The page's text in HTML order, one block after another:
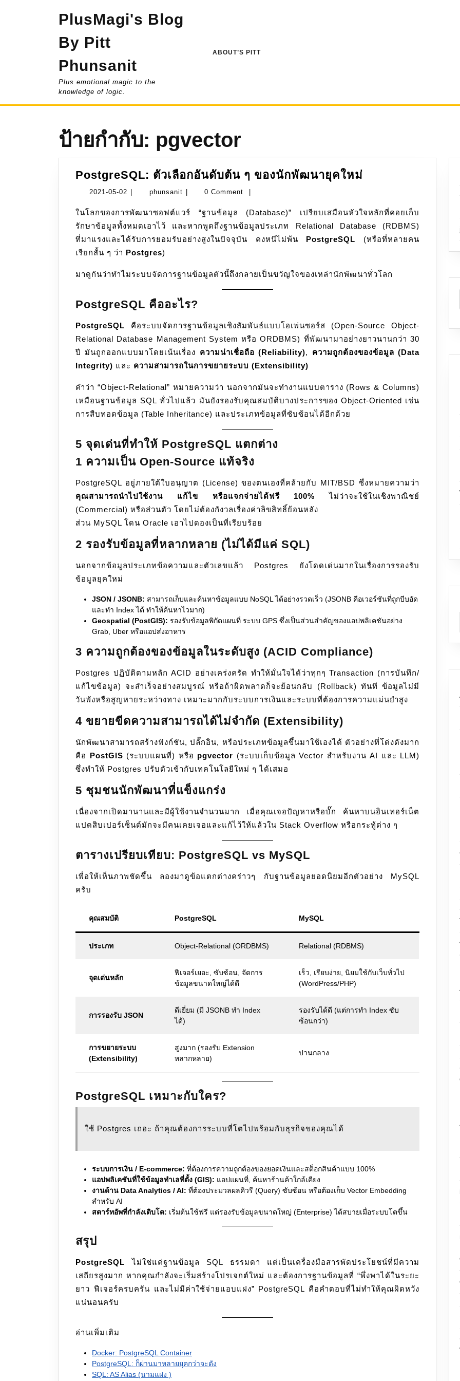
PlusMagi's Blog
By Pitt
Phunsanit
Plus emotional magic to the
knowledge of logic.
ABOUT’S PITT
ป้ายกำกับ: pgvector
PostgreSQL: ตัวเลือกอันดับต้น ๆ ของนักพัฒนายุคใหม่
อันดับ
ต้น
ๆ
นัก
พัฒนา
2021-05-02 2021-
02
phunsanit phunsanit0 Comment
ในโลกของการพัฒนาซอฟต์แวร์ “ฐานข้อมูล (Database)” เปรียบเสมือนหัวใจหลักที่คอยเก็บ
รักษาข้อมูลทั้งหมดเอาไว้ และหากพูดถึงฐานข้อมูลประเภท Relational Database (RDBMS)
ที่มาแรงและได้รับการยอมรับอย่างสูงในปัจจุบัน คงหนีไม่พ้น PostgreSQL (หรือที่หลายคน
เรียกสั้น ๆ ว่า Postgres)
มาดูกันว่าทำไมระบบจัดการฐานข้อมูลตัวนี้ถึงกลายเป็นขวัญใจของเหล่านักพัฒนาทั่วโลก
PostgreSQL คืออะไร?
PostgreSQL คือระบบจัดการฐานข้อมูลเชิงสัมพันธ์แบบโอเพ่นซอร์ส (Open-Source Object-
Relational Database Management System หรือ ORDBMS) ที่พัฒนามาอย่างยาวนานกว่า 30
ปี มันถูกออกแบบมาโดยเน้นเรื่อง ความน่าเชื่อถือ (Reliability), ความถูกต้องของข้อมูล (Data
Integrity) และ ความสามารถในการขยายระบบ (Extensibility)
คำว่า “Object-Relational” หมายความว่า นอกจากมันจะทำงานแบบตาราง (Rows & Columns)
เหมือนฐานข้อมูล SQL ทั่วไปแล้ว มันยังรองรับคุณสมบัติบางประการของ Object-Oriented เช่น
การสืบทอดข้อมูล (Table Inheritance) และประเภทข้อมูลที่ซับซ้อนได้อีกด้วย
5 จุดเด่นที่ทำให้ PostgreSQL แตกต่าง
1 ความเป็น Open-Source แท้จริง
PostgreSQL อยู่ภายใต้ใบอนุญาต (License) ของตนเองที่คล้ายกับ MIT/BSD ซึ่งหมายความว่า
คุณสามารถนำไปใช้งาน แก้ไข หรือแจกจ่ายได้ฟรี 100% ไม่ว่าจะใช้ในเชิงพาณิชย์
(Commercial) หรือส่วนตัว โดยไม่ต้องกังวลเรื่องค่าลิขสิทธิ์ย้อนหลัง
ส่วน MySQL โดน Oracle เอาไปดองเป็นที่เรียบร้อย
2 รองรับข้อมูลที่หลากหลาย (ไม่ได้มีแค่ SQL)
นอกจากข้อมูลประเภทข้อความและตัวเลขแล้ว Postgres ยังโดดเด่นมากในเรื่องการรองรับ
ข้อมูลยุคใหม่
JSON / JSONB: สามารถเก็บและค้นหาข้อมูลแบบ NoSQL ได้อย่างรวดเร็ว (JSONB คือเวอร์ชันที่ถูกบีบอัด
และทำ Index ได้ ทำให้ค้นหาไวมาก)
Geospatial (PostGIS): รองรับข้อมูลพิกัดแผนที่ ระบบ GPS ซึ่งเป็นส่วนสำคัญของแอปพลิเคชันอย่าง
Grab, Uber หรือแอปส่งอาหาร
3 ความถูกต้องของข้อมูลในระดับสูง (ACID Compliance)
Postgres ปฏิบัติตามหลัก ACID อย่างเคร่งครัด ทำให้มั่นใจได้ว่าทุกๆ Transaction (การบันทึก/
แก้ไขข้อมูล) จะสำเร็จอย่างสมบูรณ์ หรือถ้าผิดพลาดก็จะย้อนกลับ (Rollback) ทันที ข้อมูลไม่มี
วันพังหรือสูญหายระหว่างทาง เหมาะมากกับระบบการเงินและระบบที่ต้องการความแม่นยำสูง
4 ขยายขีดความสามารถได้ไม่จำกัด (Extensibility)
นักพัฒนาสามารถสร้างฟังก์ชัน, ปลั๊กอิน, หรือประเภทข้อมูลขึ้นมาใช้เองได้ ตัวอย่างที่โด่งดังมาก
คือ PostGIS (ระบบแผนที่) หรือ pgvector (ระบบเก็บข้อมูล Vector สำหรับงาน AI และ LLM)
ซึ่งทำให้ Postgres ปรับตัวเข้ากับเทคโนโลยีใหม่ ๆ ได้เสมอ
5 ชุมชนนักพัฒนาที่แข็งแกร่ง
เนื่องจากเปิดมานานและมีผู้ใช้งานจำนวนมาก เมื่อคุณเจอปัญหาหรือบั๊ก ค้นหาบนอินเทอร์เน็ต
แปดสิบเปอร์เซ็นต์มักจะมีคนเคยเจอและแก้ไว้ให้แล้วใน Stack Overflow หรือกระทู้ต่าง ๆ
ตารางเปรียบเทียบ: PostgreSQL vs MySQL
เพื่อให้เห็นภาพชัดขึ้น ลองมาดูข้อแตกต่างคร่าวๆ กับฐานข้อมูลยอดนิยมอีกตัวอย่าง MySQL
ครับ
คุณสมบัติ PostgreSQL MySQL
ประเภท Object-Relational (ORDBMS) Relational (RDBMS)
จุดเด่นหลัก
ฟีเจอร์เยอะ, ซับซ้อน, จัดการ
ข้อมูลขนาดใหญ่ได้ดี
เร็ว, เรียบง่าย, นิยมใช้กับเว็บทั่วไป
(WordPress/PHP)
การรองรับ JSON
ดีเยี่ยม (มี JSONB ทำ Index
ได้)
รองรับได้ดี (แต่การทำ Index ซับ
ซ้อนกว่า)
การขยายระบบ
(Extensibility)
สูงมาก (รองรับ Extension
หลากหลาย)
ปานกลาง
PostgreSQL เหมาะกับใคร?
ใช้ Postgres เถอะ ถ้าคุณต้องการระบบที่โตไปพร้อมกับธุรกิจของคุณได้
ระบบการเงิน / E-commerce: ที่ต้องการความถูกต้องของยอดเงินและสต็อกสินค้าแบบ 100%
แอปพลิเคชันที่ใช้ข้อมูลทำเลที่ตั้ง (GIS): แอปแผนที่, ค้นหาร้านค้าใกล้เคียง
งานด้าน Data Analytics / AI: ที่ต้องประมวลผลคิวรี (Query) ซับซ้อน หรือต้องเก็บ Vector Embedding
สำหรับ AI
สตาร์ทอัพที่กำลังเติบโต: เริ่มต้นใช้ฟรี แต่รองรับข้อมูลขนาดใหญ่ (Enterprise) ได้สบายเมื่อระบบโตขึ้น
สรุป
PostgreSQL ไม่ใช่แค่ฐานข้อมูล SQL ธรรมดา แต่เป็นเครื่องมือสารพัดประโยชน์ที่มีความ
เสถียรสูงมาก หากคุณกำลังจะเริ่มสร้างโปรเจกต์ใหม่ และต้องการฐานข้อมูลที่ “พึ่งพาได้ในระยะ
ยาว ฟีเจอร์ครบครัน และไม่มีค่าใช้จ่ายแอบแฝง” PostgreSQL คือคำตอบที่ไม่ทำให้คุณผิดหวัง
แน่นอนครับ
อ่านเพิ่มเติม
Docker: PostgreSQL Container
PostgreSQL: ก็ผ่านมาหลายยุคกว่าจะดัง
SQL: AS Alias (นามแฝง )